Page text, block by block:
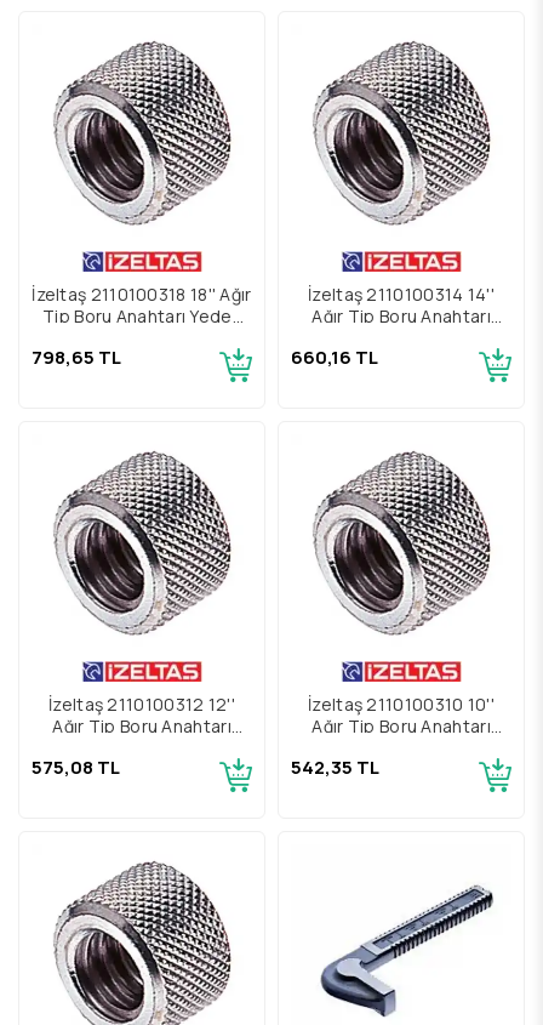
İzeltaş 2110100318 18'' Ağır
Tip Boru Anahtarı Yedek
798,65 TL
İzeltaş 2110100314 14''
Ağır Tip Boru Anahtarı
660,16 TL
İzeltaş 2110100312 12''
Ağır Tip Boru Anahtarı
575,08 TL
İzeltaş 2110100310 10''
Ağır Tip Boru Anahtarı
542,35 TL